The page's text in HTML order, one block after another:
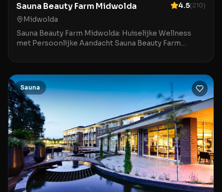
Sauna Beauty Farm Midwolda 4.5(210)
Midwolda
Sauna Beauty Farm Midwolda: Huiselijke Wellness
met Persoonlijke Aandacht Sauna Beauty Farm
wellnesslocatie
Sauna